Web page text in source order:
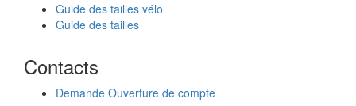
Guide des tailles vélo
Guide des tailles
Contacts
Demande Ouverture de compte